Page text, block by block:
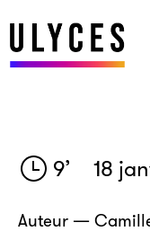
9’ 18
Auteur —